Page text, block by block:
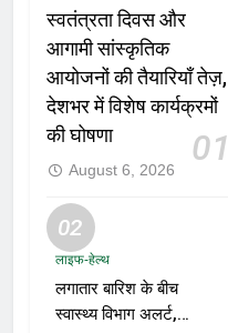
स्वतंत्रता दिवस और
आगामी सांस्कृतिक
आयोजनों की तैयारियाँ तेज़,
देशभर में विशेष कार्यक्रमों
की घोषणा
01
August 6, 2026
02
लाइफ-हेल्थ
लगातार बारिश के बीच
स्वास्थ्य विभाग अलर्ट,